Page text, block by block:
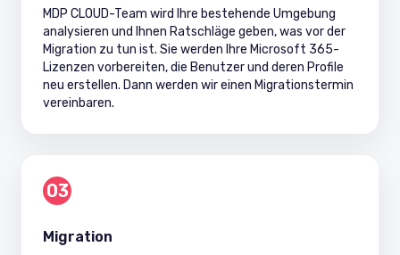
MDP CLOUD-Team wird Ihre bestehende Umgebung
analysieren und Ihnen Ratschläge geben, was vor der
Migration zu tun ist. Sie werden Ihre Microsoft 365-
Lizenzen vorbereiten, die Benutzer und deren Profile
neu erstellen. Dann werden wir einen Migrationstermin
vereinbaren.
03
Migration